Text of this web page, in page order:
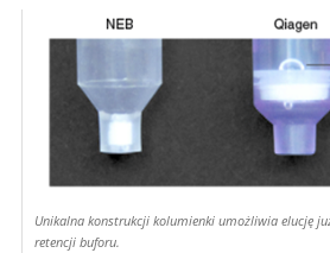
Unikalna konstrukcji kolumienki umożliwia elucję
retencji buforu.